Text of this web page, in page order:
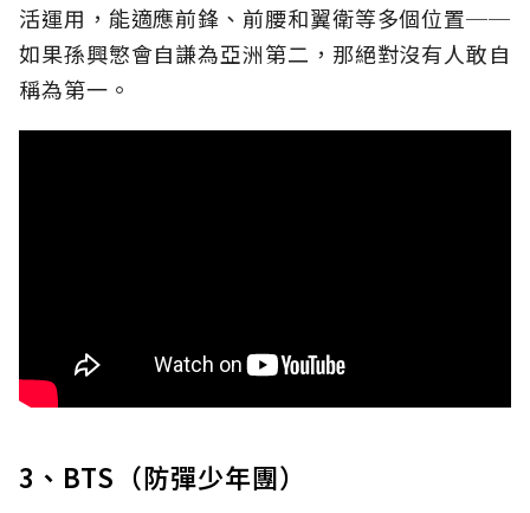
活運用，能適應前鋒、前腰和翼衛等多個位置──
如果孫興慜會自謙為亞洲第二，那絕對沒有人敢自
稱為第一。
3、BTS（防彈少年團）